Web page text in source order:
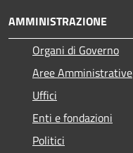
AMMINISTRAZIONE
Organi di Governo
Aree Amministrative
Uffici
Enti e fondazioni
Politici